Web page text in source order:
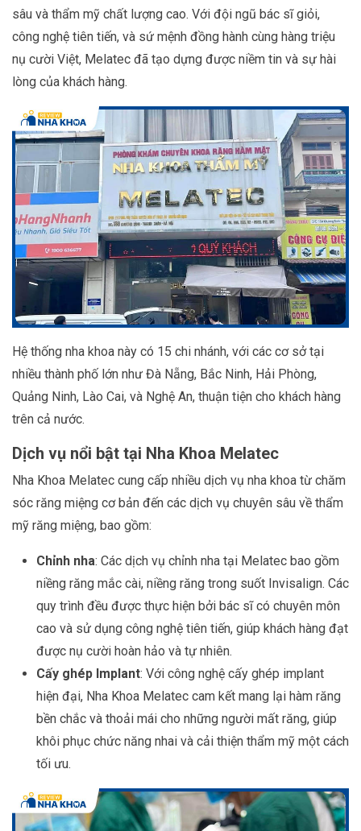
sâu và thẩm mỹ chất lượng cao. Với đội ngũ bác sĩ giỏi,
công nghệ tiên tiến, và sứ mệnh đồng hành cùng hàng triệu
nụ cười Việt, Melatec đã tạo dựng được niềm tin và sự hài
lòng của khách hàng.
Hệ thống nha khoa này có 15 chi nhánh, với các cơ sở tại
nhiều thành phố lớn như Đà Nẵng, Bắc Ninh, Hải Phòng,
Quảng Ninh, Lào Cai, và Nghệ An, thuận tiện cho khách hàng
trên cả nước.
Dịch vụ nổi bật tại Nha Khoa Melatec
Nha Khoa Melatec cung cấp nhiều dịch vụ nha khoa từ chăm
sóc răng miệng cơ bản đến các dịch vụ chuyên sâu về thẩm
mỹ răng miệng, bao gồm:
Chỉnh nha: Các dịch vụ chỉnh nha tại Melatec bao gồm
niềng răng mắc cài, niềng răng trong suốt Invisalign. Các
quy trình đều được thực hiện bởi bác sĩ có chuyên môn
cao và sử dụng công nghệ tiên tiến, giúp khách hàng đạt
được nụ cười hoàn hảo và tự nhiên.
Cấy ghép Implant: Với công nghệ cấy ghép implant
hiện đại, Nha Khoa Melatec cam kết mang lại hàm răng
bền chắc và thoải mái cho những người mất răng, giúp
khôi phục chức năng nhai và cải thiện thẩm mỹ một cách
tối ưu.